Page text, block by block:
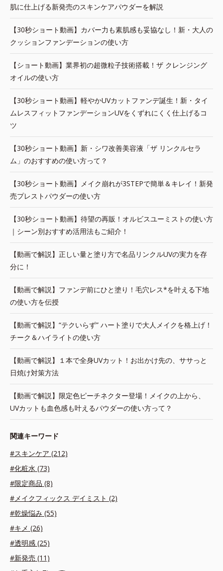
肌に仕上げる新発売のスキンケアパウダーを解説
【30秒ショート動画】カバー力も素肌感も妥協なし！新・大人の
クッションファンデーションの使い方
【ショート動画】業界初の超微粒子技術搭載！ザ クレンジング
オイルの使い方
【30秒ショート動画】軽やかUVカットファンデ誕生！新・タイ
ムレスフィットファンデーションUVをくずれにくく仕上げるコ
ツ
【30秒ショート動画】新・シワ改善美容液「ザ リンクルセラ
ム」のおすすめの使い方って？
【30秒ショート動画】メイク崩れが3STEPで簡単＆キレイ！新発
売プレストパウダーの使い方
【30秒ショート動画】待望の再販！オルビスユーミストの使い方
｜シーン別おすすめ活用法もご紹介！
【動画で解説】正しい量と塗り方で名品リンクルUVの実力を存
分に！
【動画で解説】ファンデ前にひと塗り！毛穴レス*を叶える下地
の使い方を伝授
【動画で解説】“テクいらず” ハート塗りで大人メイクを格上げ！
チーク＆ハイライトの使い方
【動画で解説】１本で全身UVカット！お出かけ先の、ササっと
日焼け対策方法
【動画で解説】限定色ピーチネクター登場！メイクの上から、
UVカットも血色感も叶えるパウダーの使い方って？
関連キーワード
#スキンケア (212)
#化粧水 (73)
#限定商品 (8)
#メイクフィックス デイミスト (2)
#乾燥悩み (55)
#キメ (26)
#透明感 (25)
#新発売 (11)